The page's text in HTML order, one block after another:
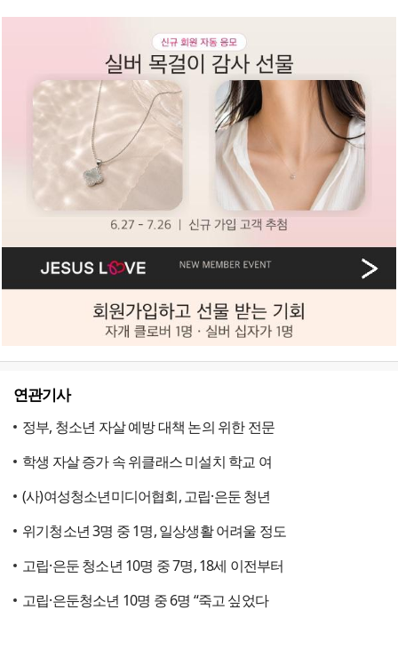
연관기사
정부, 청소년 자살 예방 대책 논의 위한 전문
학생 자살 증가 속 위클래스 미설치 학교 여
(사)여성청소년미디어협회, 고립·은둔 청년
위기청소년 3명 중 1명, 일상생활 어려울 정도
고립·은둔 청소년 10명 중 7명, 18세 이전부터
고립·은둔청소년 10명 중 6명 “죽고 싶었다